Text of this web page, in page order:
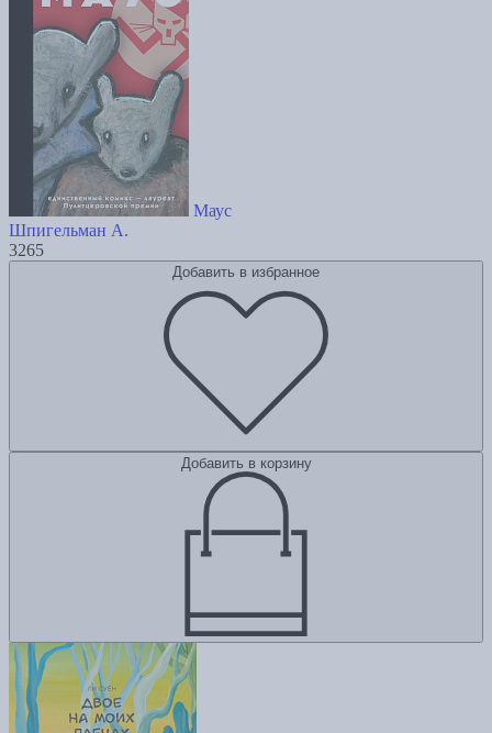
Маус
Шпигельман А.
3265
Добавить в избранное
Добавить в корзину